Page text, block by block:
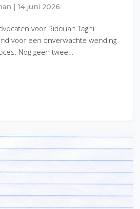
14 juni 2026
voor Ridouan Taghi
voor een onverwachte wending
Nog geen twee…